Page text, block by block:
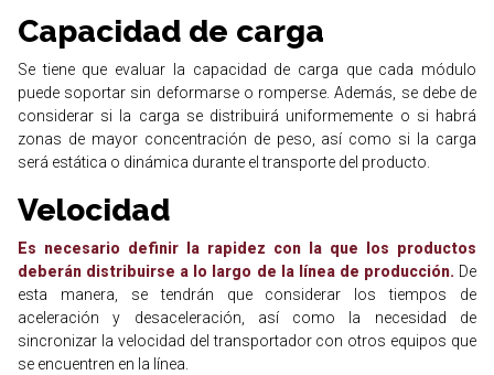
Capacidad de carga
Se tiene que evaluar la capacidad de carga que cada módulo
puede soportar sin deformarse o romperse. Además, se debe de
considerar si la carga se distribuirá uniformemente o si habrá
zonas de mayor concentración de peso, así como si la carga
será estática o dinámica durante el transporte del producto.
Velocidad
Es necesario definir la rapidez con la que los productos
deberán distribuirse a lo largo de la línea de producción. De
esta manera, se tendrán que considerar los tiempos de
aceleración y desaceleración, así como la necesidad de
sincronizar la velocidad del transportador con otros equipos que
se encuentren en la línea.